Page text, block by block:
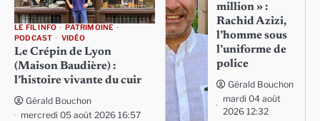
LE FIL INFO
PATRIMOINE
PODCAST
VIDÉO
Le Crépin de Lyon
(Maison Baudière) :
l’histoire vivante du cuir
Gérald Bouchon
mercredi 05 août 2026 16:57
million » :
Rachid Azizi,
l’homme sous
l’uniforme de
police
Gérald Bouchon
mardi 04 août
2026 12:32